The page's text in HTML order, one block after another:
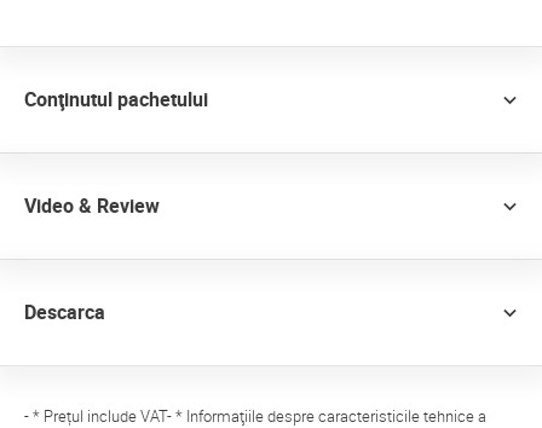
Conţinutul pachetului
Video & Review
Descarca
- * Prețul include VAT- * Informaţiile despre caracteristicile tehnice a